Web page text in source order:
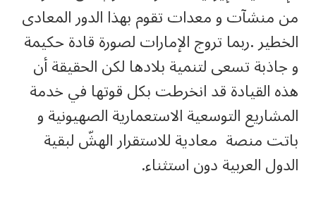
من منشآت و معدات تقوم بهذا الدور المعادى
الخطير .ربما تروج الإمارات لصورة قادة حكيمة
و جاذبة تسعى لتنمية بلادها لكن الحقيقة أن
هذه القيادة قد انخرطت بكل قوتها في خدمة
المشاريع التوسعية الاستعمارية الصهيونية و
باتت منصة معادية للاستقرار الهشّ لبقية
الدول العربية دون استثناء.